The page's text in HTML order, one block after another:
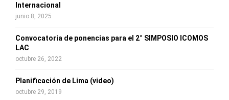
Internacional
junio 8, 2025
Convocatoria de ponencias para el 2° SIMPOSIO ICOMOS
LAC
octubre 26, 2022
Planificación de Lima (video)
octubre 29, 2019